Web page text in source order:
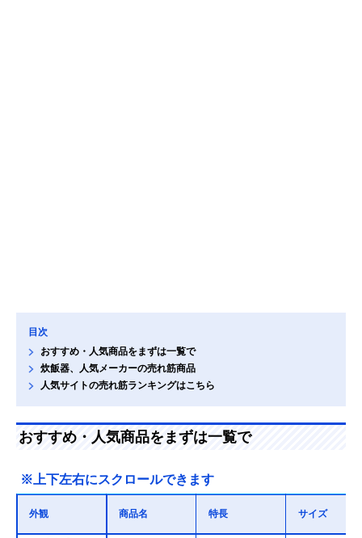
目次
おすすめ・人気商品をまずは一覧で
炊飯器、人気メーカーの売れ筋商品
人気サイトの売れ筋ランキングはこちら
おすすめ・人気商品をまずは一覧で
※上下左右にスクロールできます
外観 商品名 特長 サイズ